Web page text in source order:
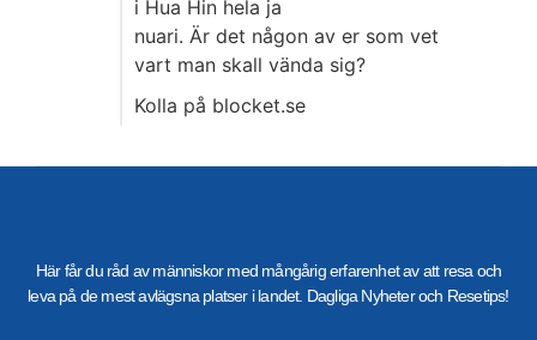
i Hua Hin hela ja
nuari. Är det någon av er som vet
vart man skall vända sig?
Kolla på blocket.se
Här får du råd av människor med mångårig erfarenhet av att resa och
leva på de mest avlägsna platser i landet. Dagliga Nyheter och Resetips!